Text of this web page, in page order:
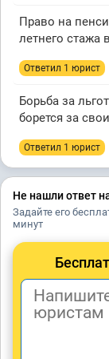
Право на
летнего стажа
Ответил 1 юрист
Борьба за
борется за
Ответил 1 юрист
Не нашли ответ
Задайте его
минут